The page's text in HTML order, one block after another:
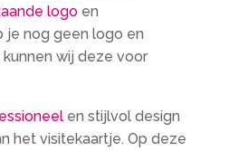
logoen
je nog geen logo en
wij deze voor
en stijlvol design
het visitekaartje. Op deze